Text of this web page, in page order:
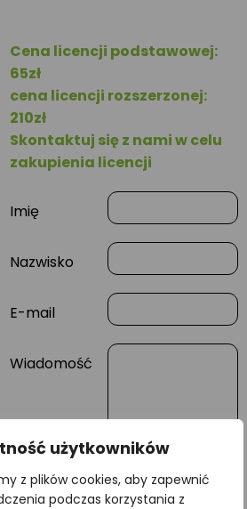
użytkowników
z plików cookies, aby zapewnić
podczas korzystania z
Cena licencji podstawowej:
65zł
cena licencji rozszerzonej:
210zł
Skontaktuj się z nami w celu
zakupienia licencji
Imię
Nazwisko
E-mail
Wiadomość